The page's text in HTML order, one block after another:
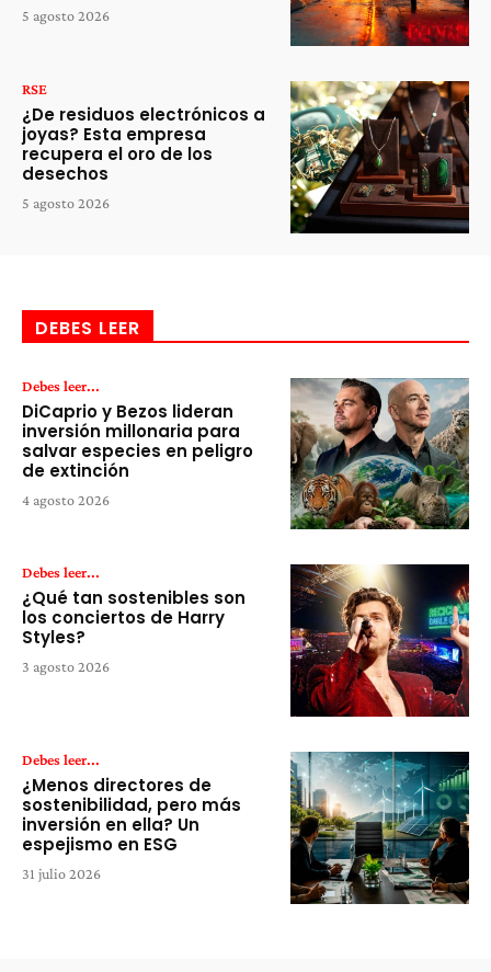
5 agosto 2026
RSE
¿De residuos electrónicos a
joyas? Esta empresa
recupera el oro de los
desechos
5 agosto 2026
DEBES LEER
Debes leer...
DiCaprio y Bezos lideran
inversión millonaria para
salvar especies en peligro
de extinción
4 agosto 2026
Debes leer...
¿Qué tan sostenibles son
los conciertos de Harry
Styles?
3 agosto 2026
Debes leer...
¿Menos directores de
sostenibilidad, pero más
inversión en ella? Un
espejismo en ESG
31 julio 2026